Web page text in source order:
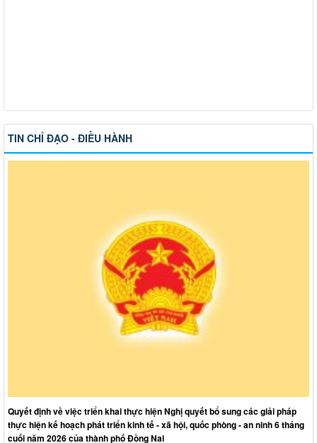
TIN CHỈ ĐẠO - ĐIỀU HÀNH
Quyết định về việc triển khai thực hiện Nghị quyết bổ sung các giải pháp
thực hiện kế hoạch phát triển kinh tế - xã hội, quốc phòng - an ninh 6 tháng
cuối năm 2026 của thành phố Đồng Nai